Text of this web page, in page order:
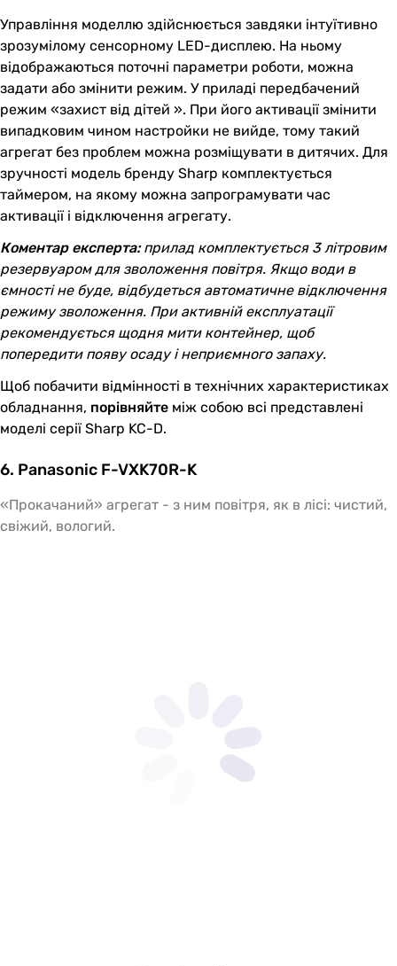
Управління моделлю здійснюється завдяки інтуїтивно
зрозумілому сенсорному LED-дисплею. На ньому
відображаються поточні параметри роботи, можна
задати або змінити режим. У приладі передбачений
режим «захист від дітей ». При його активації змінити
випадковим чином настройки не вийде, тому такий
агрегат без проблем можна розміщувати в дитячих. Для
зручності модель бренду Sharp комплектується
таймером, на якому можна запрограмувати час
активації і відключення агрегату.
Коментар експерта:прилад комплектується 3 літровим
резервуаром для зволоження повітря. Якщо води в
ємності не буде, відбудеться автоматичне відключення
режиму зволоження. При активній експлуатації
рекомендується щодня мити контейнер, щоб
попередити появу осаду і неприємного запаху.
Щоб побачити відмінності в технічних характеристиках
обладнання, порівняйте між собою всі представлені
моделі серії Sharp KC-D.
6. Panasonic F-VXK70R-K
«Прокачаний» агрегат - з ним повітря, як в лісі: чистий,
свіжий, вологий.